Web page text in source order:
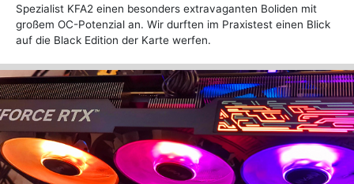
Spezialist KFA2 einen besonders extravaganten Boliden mit
großem OC-Potenzial an. Wir durften im Praxistest einen Blick
auf die Black Edition der Karte werfen.